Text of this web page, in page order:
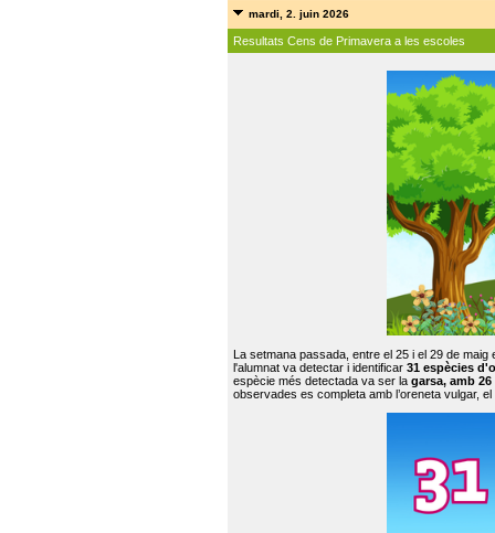
mardi, 2. juin 2026
Resultats Cens de Primavera a les escoles
La setmana passada, entre el 25 i el 29 de
l'alumnat va detectar i identificar 31 espècies
espècie més detectada va ser la garsa, amb
observades es completa amb l’oreneta vulgar,